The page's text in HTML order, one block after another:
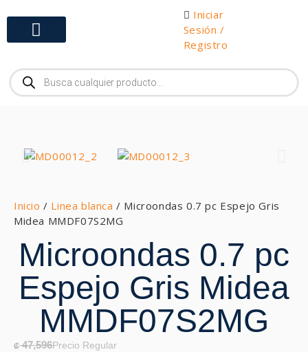
Iniciar
Sesión /
Registro
Inicio / Linea blanca / Microondas 0.7 pc Espejo Gris
Midea MMDF07S2MG
Microondas 0.7 pc
Espejo Gris Midea
MMDF07S2MG
₡47,596